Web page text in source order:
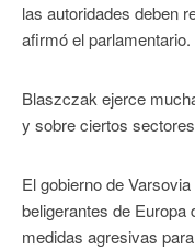
las autoridades deben
afirmó el parlamentario.
Blaszczak ejerce
y sobre ciertos
El gobierno de
beligerantes de Europa
medidas agresivas